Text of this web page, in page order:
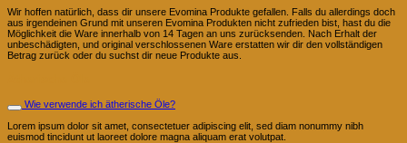
Wir hoffen natürlich, dass dir unsere Evomina Produkte gefallen. Falls du allerdings doch
aus irgendeinen Grund mit unseren Evomina Produkten nicht zufrieden bist, hast du die
Möglichkeit die Ware innerhalb von 14 Tagen an uns zurücksenden. Nach Erhalt der
unbeschädigten, und original verschlossenen Ware erstatten wir dir den vollständigen
Betrag zurück oder du suchst dir neue Produkte aus.
Wie verwende ich ätherische Öle?
Lorem ipsum dolor sit amet, consectetuer adipiscing elit, sed diam nonummy nibh
euismod tincidunt ut laoreet dolore magna aliquam erat volutpat.